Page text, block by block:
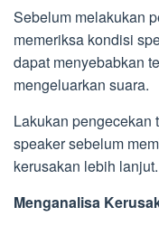
Sebelum melakukan
memeriksa kondisi
dapat menyebabkan
mengeluarkan suara.
Lakukan pengecekan
speaker sebelum
kerusakan lebih lanjut.
Menganalisa